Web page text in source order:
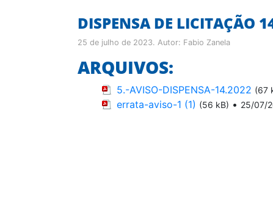
DISPENSA DE LICITAÇÃO
25 de julho de 2023. Autor: Fabio Zanela
ARQUIVOS:
5.-AVISO-DISPENSA-14.2022 (67
errata-aviso-1 (1) (56 kB) • 25/07/